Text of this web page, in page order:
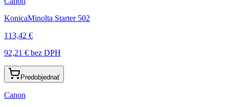
KonicaMinolta Starter 502
113,42 €
92,21 € bez DPH
Predobjednať
Canon